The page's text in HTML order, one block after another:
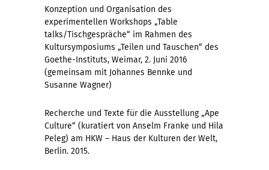
Konzeption und Organisation des
experimentellen Workshops „Table
talks/Tischgespräche“ im Rahmen des
Kultursymposiums „Teilen und Tauschen“ des
Goethe-Instituts, Weimar, 2. Juni 2016
(gemeinsam mit Johannes Bennke und
Susanne Wagner)
Recherche und Texte für die Ausstellung „Ape
Culture“ (kuratiert von Anselm Franke und Hila
Peleg) am HKW – Haus der Kulturen der Welt,
Berlin. 2015.